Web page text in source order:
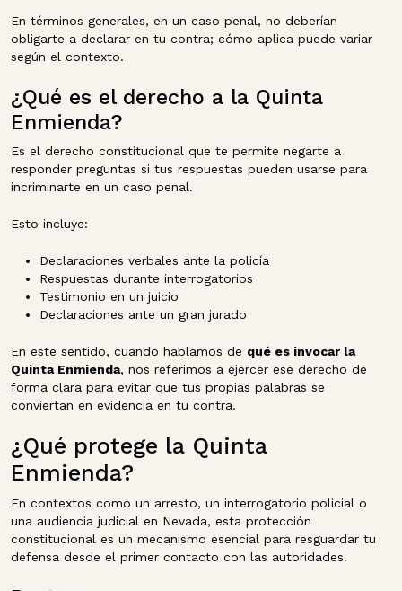
En términos generales, en un caso penal, no deberían
obligarte a declarar en tu contra; cómo aplica puede variar
según el contexto.
¿Qué es el derecho a la Quinta
Enmienda?
Es el derecho constitucional que te permite negarte a
responder preguntas si tus respuestas pueden usarse para
incriminarte en un caso penal.
Esto incluye:
Declaraciones verbales ante la policía
Respuestas durante interrogatorios
Testimonio en un juicio
Declaraciones ante un gran jurado
En este sentido, cuando hablamos de qué es invocar la
Quinta Enmienda, nos referimos a ejercer ese derecho de
forma clara para evitar que tus propias palabras se
conviertan en evidencia en tu contra.
¿Qué protege la Quinta
Enmienda?
En contextos como un arresto, un interrogatorio policial o
una audiencia judicial en Nevada, esta protección
constitucional es un mecanismo esencial para resguardar tu
defensa desde el primer contacto con las autoridades.